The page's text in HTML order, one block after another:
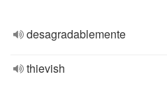
desagradablemente
thievish